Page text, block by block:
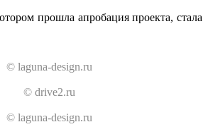
прошла апробация проекта, стала
© laguna-design.ru
© drive2.ru
© laguna-design.ru